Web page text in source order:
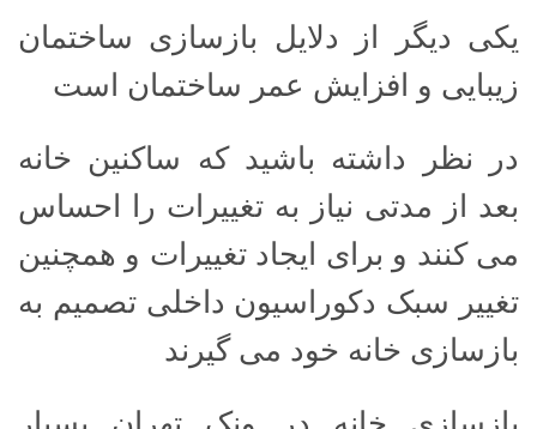
یکی دیگر از دلایل بازسازی ساختمان
زیبایی و افزایش عمر ساختمان است
در نظر داشته باشید که ساکنین خانه
بعد از مدتی نیاز به تغییرات را احساس
می کنند و برای ایجاد تغییرات و همچنین
تغییر سبک دکوراسیون داخلی تصمیم به
بازسازی خانه خود می گیرند